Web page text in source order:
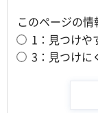
このページの
1：見つけや
3：見つけに